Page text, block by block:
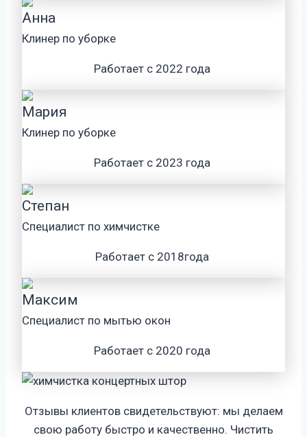
Анна
Клинер по уборке
Работает с 2022 года
Мария
Клинер по уборке
Работает с 2023 года
Степан
Специалист по химчистке
Работает с 2018года
Максим
Специалист по мытью окон
Работает с 2020 года
Отзывы клиентов свидетельствуют: мы делаем
свою работу быстро и качественно. Чистить